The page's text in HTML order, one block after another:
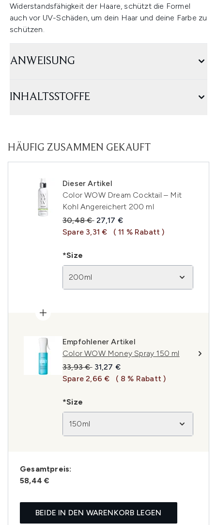
Widerstandsfähigkeit der Haare, schützt die Formel
auch vor UV-Schäden, um dein Haar und deine Farbe zu
schützen.
ANWEISUNG
INHALTSSTOFFE
HÄUFIG ZUSAMMEN GEKAUFT
Dieser Artikel
Color WOW Dream Cocktail – Mit
Kohl Angereichert 200 ml
Unverbindliche Preisempfehlung:
30,48 € Aktueller Preis:
27,17 €
Spare 3,31 €
( 11 % Rabatt )
*Size
200ml
Empfohlener Artikel
Color WOW Money Spray 150 ml
Unverbindliche Preisempfehlung:
33,93 € Aktueller Preis:
31,27 €
Spare 2,66 €
( 8 % Rabatt )
*Size
150ml
Gesamtpreis:
58,44 €
BEIDE IN DEN WARENKORB LEGEN